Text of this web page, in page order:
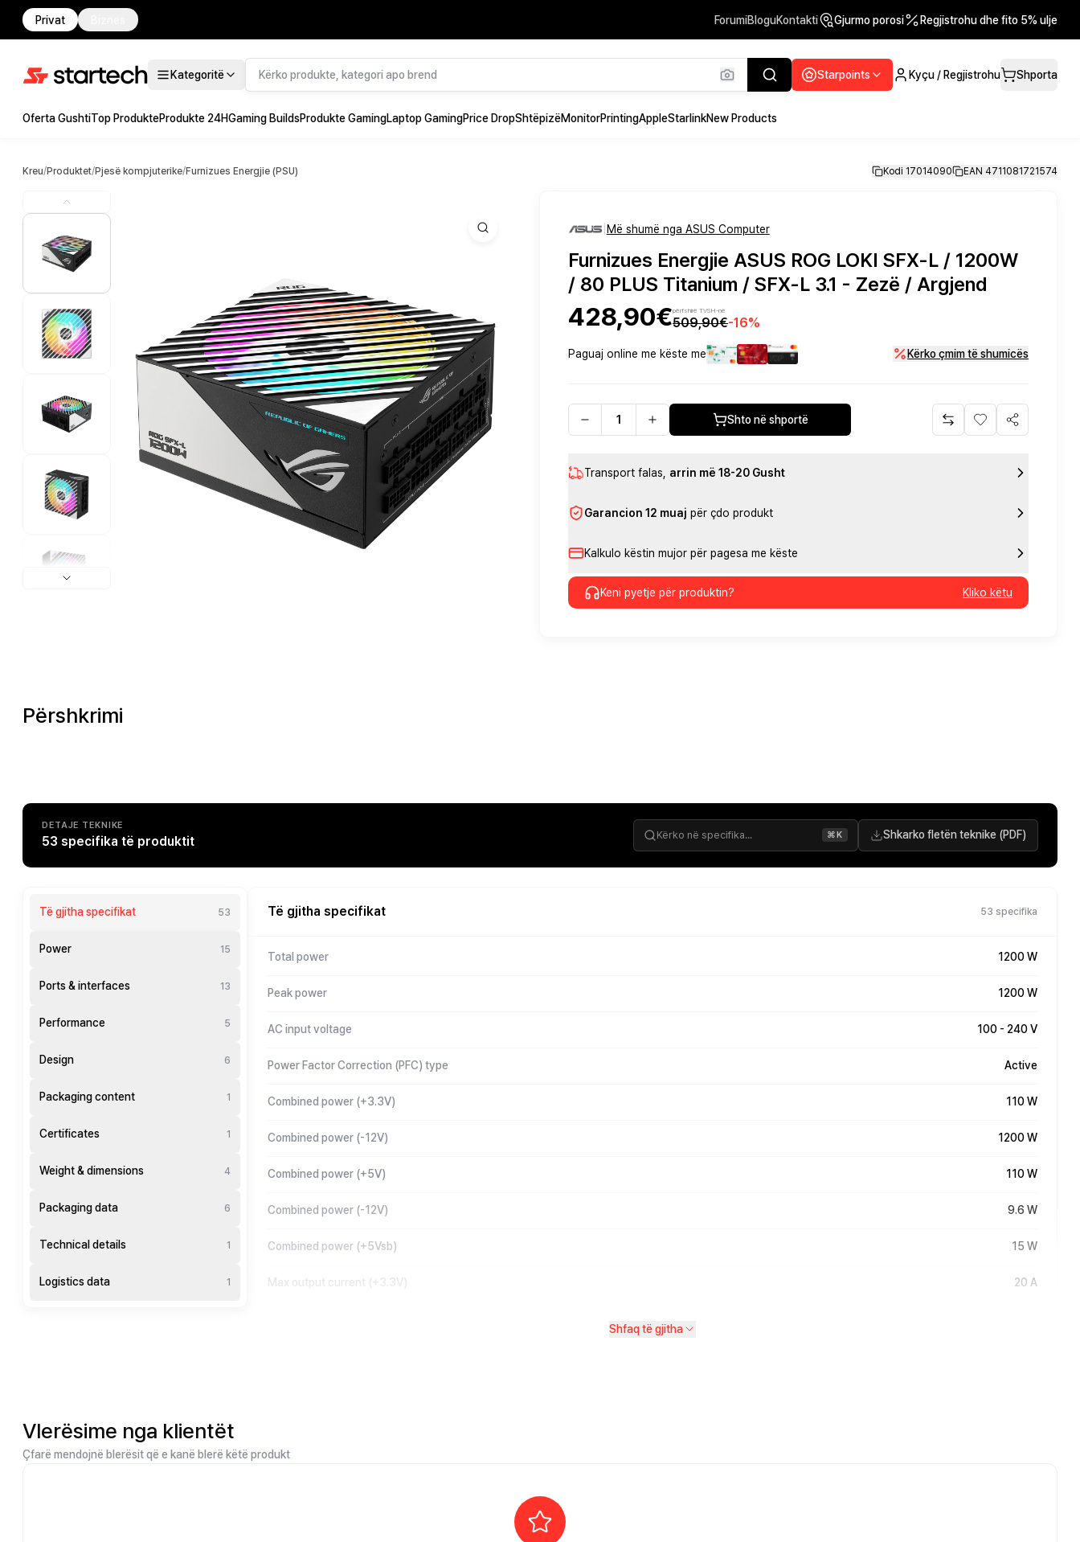
Privat ForumiBloguKontakti Gjurmo porosi Regjistrohu dhe fito 5% ulje
Kategoritë Starpoints Kyçu / Regjistrohu Shporta
Oferta GushtiTop ProdukteProdukte 24HGaming BuildsProdukte GamingLaptop GamingPrice DropShtëpizëMonitorPrintingAppleStarlinkNew Products
Kreu/Produktet/Pjesë kompjuterike/Furnizues Energjie (PSU) Kodi 17014090 EAN 4711081721574
Më shumë nga ASUS Computer
Furnizues Energjie ASUS ROG LOKI SFX‑L / 1200W
/ 80 PLUS Titanium / SFX‑L 3.1 - Zezë / Argjend
428,90€përfshirë TVSH-në
509,90€-16%
Paguaj online me këste me Kërko çmim të shumicës
Shto në shportë
Transport falas arrin më 18-20 Gusht
Garancion 12 muaj për çdo produkt
Kalkulo këstin mujor për pagesa me këste
Keni pyetje për produktin? Kliko këtu
Përshkrimi
DETAJE TEKNIKE
53 specifika të produktit ⌘K Shkarko fletën teknike (PDF)
Të gjitha specifikat 53
Power 15
Ports & interfaces 13
Performance 5
Design 6
Packaging content 1
Certificates 1
Weight & dimensions 4
Packaging data 6
Technical details 1
Logistics data 1
Të gjitha specifikat 53 specifika
Total power 1200 W
Peak power 1200 W
AC input voltage 100 - 240 V
Power Factor Correction (PFC) type Active
Combined power (+3.3V) 110 W
Combined power (-12V) 1200 W
Combined power (+5V) 110 W
Combined power (-12V) 9.6 W
Combined power (+5Vsb) 15 W
Max output current (+3.3V) 20 A
Shfaq të gjitha
Vlerësime nga klientët
Çfarë mendojnë blerësit që e kanë blerë këtë produkt